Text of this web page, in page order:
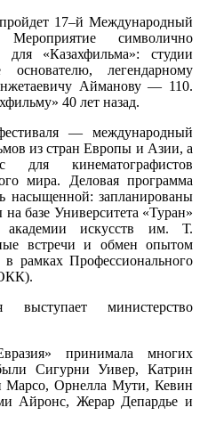
17–й Международный
Мероприятие символично
«Казахфильма»: студии
легендарному
Айманову — 110.
40 лет назад.
— международный
из стран Европы и Азии, а
для кинематографистов
мира. Деловая программа
насыщенной: запланированы
базе Университета «Туран»
академии искусств им. Т.
встречи и обмен опытом
рамках Профессионального
выступает министерство
принимала многих
Сигурни Уивер, Катрин
Марсо, Орнелла Мути, Кевин
Айронс, Жерар Депардье и